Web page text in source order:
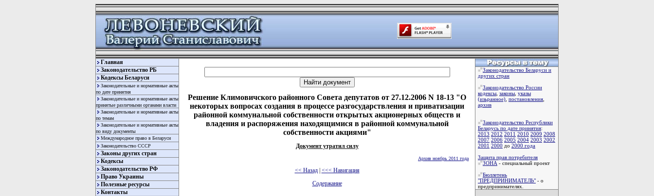
Главная
Законодательство РБ
Кодексы Беларуси
Законодательные и нормативные акты
по дате принятия
Законодательные и нормативные акты
принятые различными органами власти
Законодательные и нормативные акты
по темам
Законодательные и нормативные акты
по виду документы
Международное право в Беларуси
Законодательство СССР
Законы других стран
Кодексы
Законодательство РФ
Право Украины
Полезные ресурсы
Контакты
Решение Климовичского районного Совета депутатов от 27.12.2006 N 18-13 "О
некоторых вопросах создания в процессе разгосударствления и приватизации
районной коммунальной собственности открытых акционерных обществ и
владения и распоряжения находящимися в районной коммунальной
собственности акциями"
Документ утратил силу
Архив ноябрь 2011 года
<< Назад| <<< Навигация
Содержание
Законодательство Беларуси и
других стран
Законодательство России
кодексы законы указы
(изьранное) постановления
архив
Законодательство Республики
Беларусь по дате принятия:
2013 2012 2011 2010 2009 2008
2007 2006 2005 2004 2003 2002
2001 2000 до 2000 года
Защита прав потребителя
ЗОНА - специальный проект
Бюллетень
"ПРЕДПРИНИМАТЕЛЬ" - о
предпринимателях.